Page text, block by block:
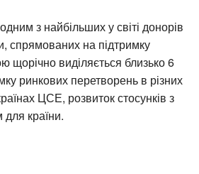
з найбільших у світі донорів
спрямованих на підтримку
щорічно виділяється близько 6
ринкових перетворень в різних
ЦСЕ, розвиток стосунків з
країни.